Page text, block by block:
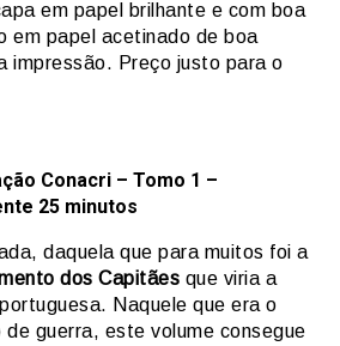
em papel brilhante e com boa
em papel acetinado de boa
impressão. Preço justo para o
Conacri – Tomo 1 –
25 minutos
daquela que para muitos foi a
dos Capitães que viria a
Naquele que era o
guerra, este volume consegue